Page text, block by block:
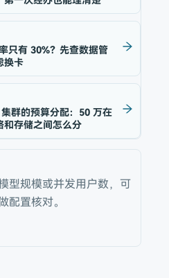
只有 30%？先查数据管
换卡
群的预算分配：50 万在
和存储之间怎么分
型规模或并发用户数，可
配置核对。